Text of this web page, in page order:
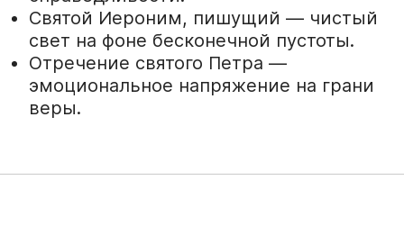
Святой Иероним, пишущий — чистый
свет на фоне бесконечной пустоты.
Отречение святого Петра —
эмоциональное напряжение на грани
веры.